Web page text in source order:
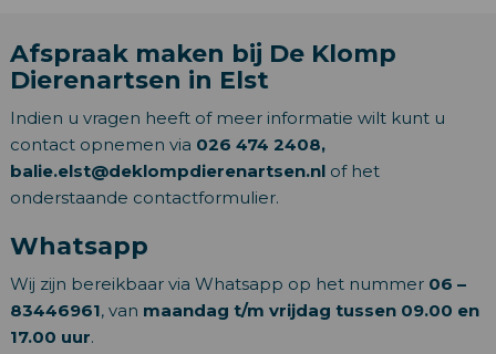
Afspraak maken bij De Klomp
Dierenartsen in Elst
Indien u vragen heeft of meer informatie wilt kunt u
contact opnemen via 026 474 2408,
balie.elst@deklompdierenartsen.nl of het
onderstaande contactformulier.
Whatsapp
Wij zijn bereikbaar via Whatsapp op het nummer 06 –
83446961, van maandag t/m vrijdag tussen 09.00 en
17.00 uur.